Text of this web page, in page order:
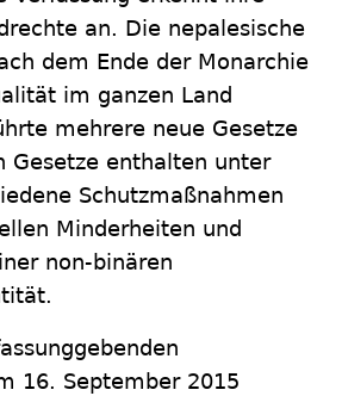
an. Die nepalesische
dem Ende der Monarchie
im ganzen Land
mehrere neue Gesetze
Gesetze enthalten unter
Schutzmaßnahmen
Minderheiten und
non-binären
16. September 2015